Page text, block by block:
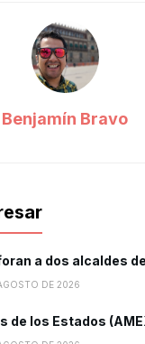
Benjamín Bravo
a dos alcaldes
DE 2026
de los Estados